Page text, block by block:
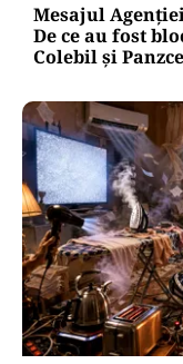
Mesajul
De ce au fost
Colebil și